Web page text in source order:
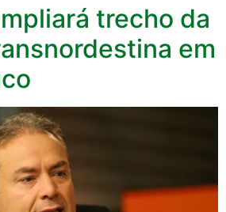
trecho da
em